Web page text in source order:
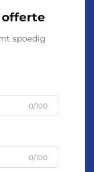
offerte
spoedig
0/100
0/100